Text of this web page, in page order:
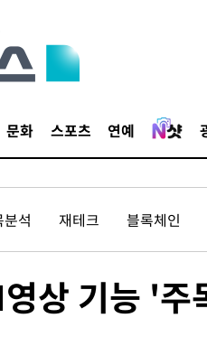
문화 스포츠 연예
석 재테크 블록체인
상 기능 '주